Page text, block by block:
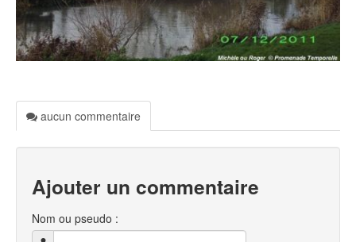
aucun commentaire
Ajouter un commentaire
Nom ou pseudo :